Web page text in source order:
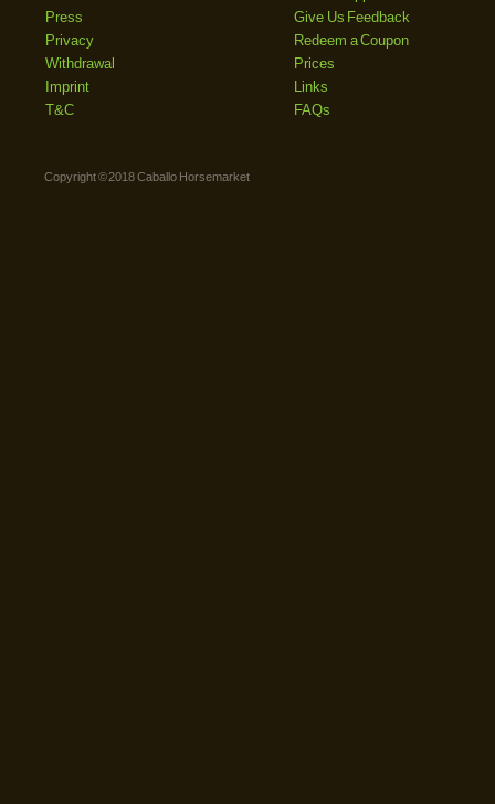
Press
Privacy
Withdrawal
Imprint
T&C
Give Us Feedback
Redeem a Coupon
Prices
Links
FAQs
Copyright © 2018 Caballo Horsemarket